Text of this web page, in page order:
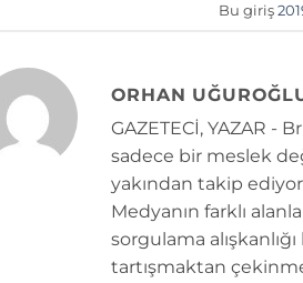
Bu giriş
ORHAN
GAZETECİ, YAZAR
sadece bir meslek
yakından takip
Medyanın farklı
sorgulama
tartışmaktan